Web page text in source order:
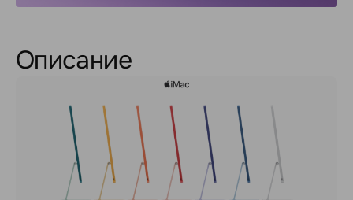
Описание